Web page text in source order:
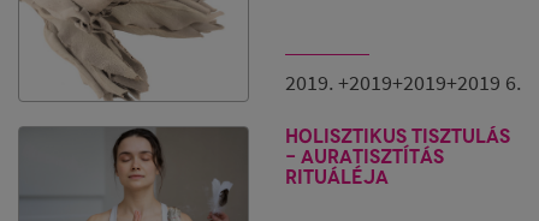
2019. +2019+2019+2019 6.
Holisztikus tisztulás
- Auratisztítás
rituáléja